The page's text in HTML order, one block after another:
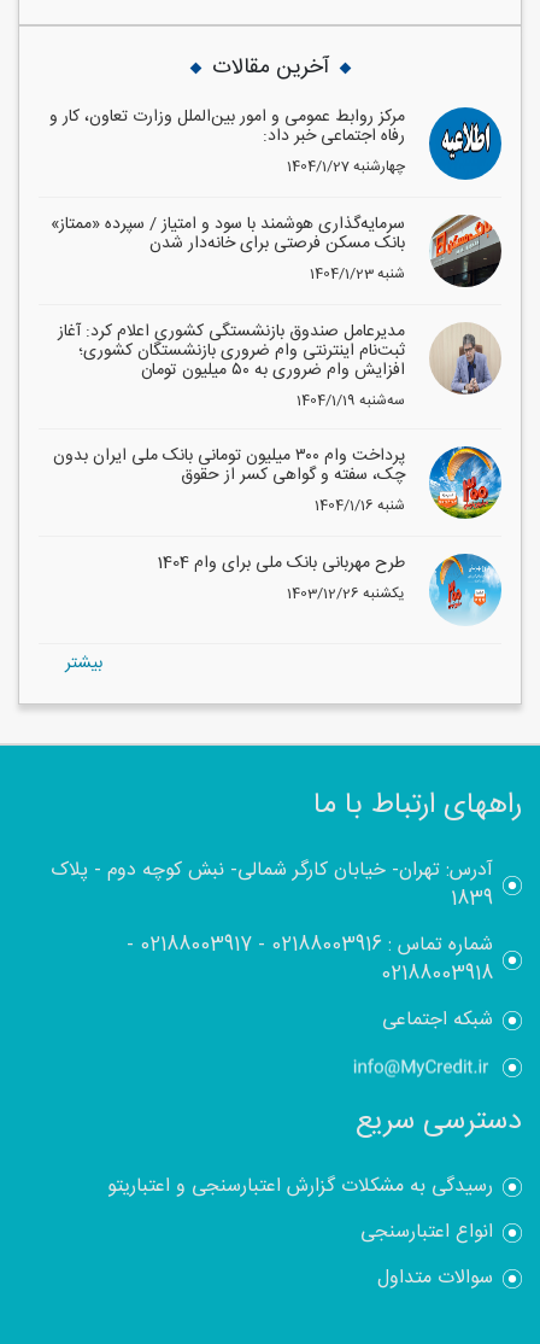
آخرین مقالات
مرکز روابط عمومی و امور بین‌الملل وزارت تعاون، کار و
رفاه اجتماعی خبر داد:
1404/1/27 چهارشنبه
سرمایه‌گذاری هوشمند با سود و امتیاز / سپرده «ممتاز»
بانک مسکن فرصتی برای خانه‌دار شدن
1404/1/23 شنبه
مدیرعامل صندوق بازنشستگی کشوری اعلام کرد: آغاز
ثبت‌نام اینترنتی وام ضروری بازنشستگان کشوری؛
افزایش وام ضروری به ۵۰ میلیون تومان
1404/1/19 سه‌شنبه
پرداخت وام ۳۰۰ میلیون تومانی بانک ملی ایران بدون
چک، سفته و گواهی کسر از حقوق
1404/1/16 شنبه
طرح مهربانی بانک ملی برای وام 1404
1403/12/26 یکشنبه
بيشتر
راههای ارتباط با ما
آدرس: تهران- خیابان کارگر شمالی- نبش کوچه دوم - پلاک
1839
شماره تماس :02188003916
-
02188003917
-
02188003918
شبکه اجتماعی
دسترسی سریع
رسیدگی به مشکلات گزارش اعتبارسنجی و اعتباریتو
انواع اعتبارسنجی
سوالات متداول